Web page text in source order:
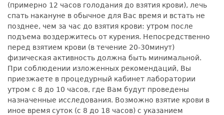
(примерно 12 часов голодания до взятия крови), лечь
спать накануне в обычное для Вас время и встать не
позднее, чем за час до взятия крови: утром после
подъема воздержитесь от курения. Непосредственно
перед взятием крови (в течение 20-30минут)
физическая активность должна быть минимальной.
При соблюдении изложенных рекомендаций, Вы
приезжаете в процедурный кабинет лаборатории
утром с 8 до 10 часов, где Вам будут проведены
назначенные исследования. Возможно взятие крови в
иное время суток (с 8 до 18 часов) с указанием